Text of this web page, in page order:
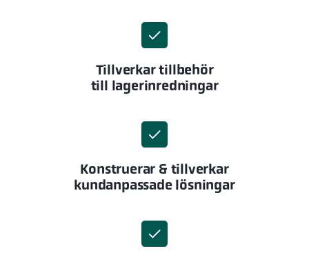
Tillverkar tillbehör
till lagerinredningar
Konstruerar & tillverkar
kundanpassade lösningar